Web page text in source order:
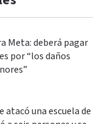
Meta: deberá pagar
por “los daños
atacó una escuela de